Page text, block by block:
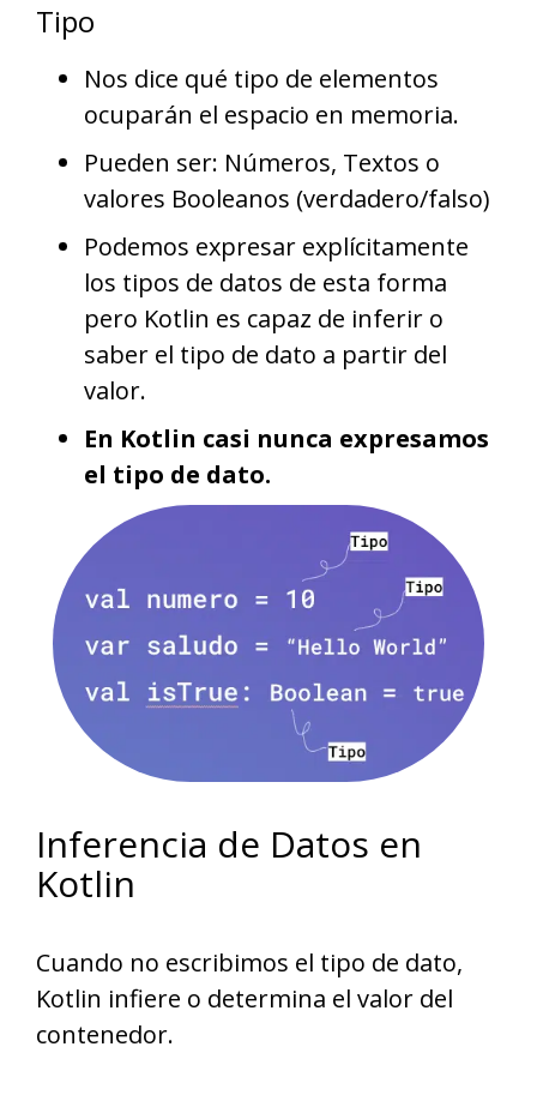
Tipo
Nos dice qué tipo de elementos
ocuparán el espacio en memoria.
Pueden ser: Números, Textos o
valores Booleanos (verdadero/falso)
Podemos expresar explícitamente
los tipos de datos de esta forma
pero Kotlin es capaz de inferir o
saber el tipo de dato a partir del
valor.
En Kotlin casi nunca expresamos
el tipo de dato.
Inferencia de Datos en
Kotlin
Cuando no escribimos el tipo de dato,
Kotlin infiere o determina el valor del
contenedor.